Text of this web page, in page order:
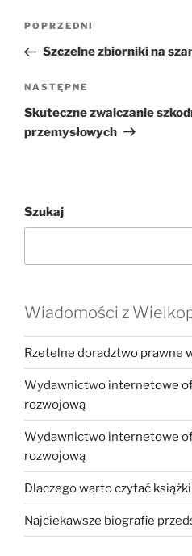
Nawigacja
Poprzedni
wpis
POPRZEDNI
Szczelne zbiorniki na
Następny
wpis
NASTĘPNE
Skuteczne zwalczanie
przemysłowych
Szukaj
Wiadomości z
Rzetelne doradztwo prawne
Wydawnictwo internetowe
rozwojową
Wydawnictwo internetowe
rozwojową
Dlaczego warto czytać
Najciekawsze biografie